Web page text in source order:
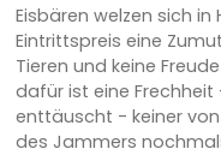
Eisbären welzen sich
Eintrittspreis eine
Tieren und keine
dafür ist eine
enttäuscht - keiner
des Jammers